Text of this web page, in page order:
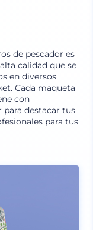
de pescador es
calidad que se
en diversos
Cada maqueta
con
para destacar tus
para tus